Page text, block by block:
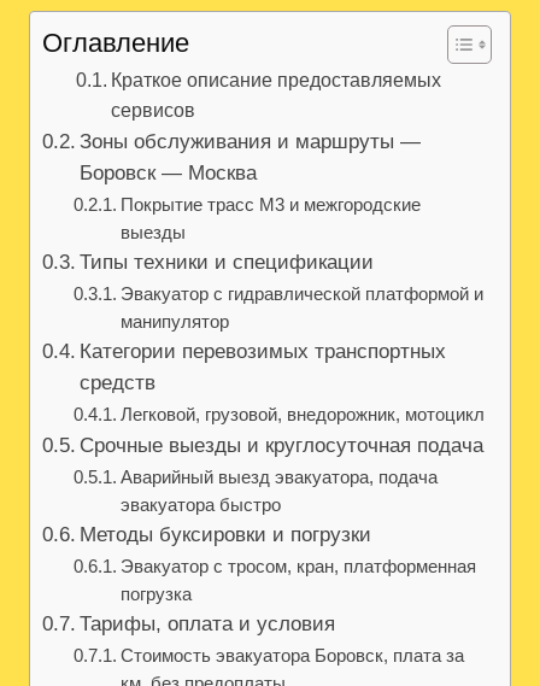
Оглавление
Краткое описание предоставляемых
сервисов
Зоны обслуживания и маршруты —
Боровск — Москва
Покрытие трасс М3 и межгородские
выезды
Типы техники и спецификации
Эвакуатор с гидравлической платформой и
манипулятор
Категории перевозимых транспортных
средств
Легковой, грузовой, внедорожник, мотоцикл
Срочные выезды и круглосуточная подача
Аварийный выезд эвакуатора, подача
эвакуатора быстро
Методы буксировки и погрузки
Эвакуатор с тросом, кран, платформенная
погрузка
Тарифы, оплата и условия
Стоимость эвакуатора Боровск, плата за